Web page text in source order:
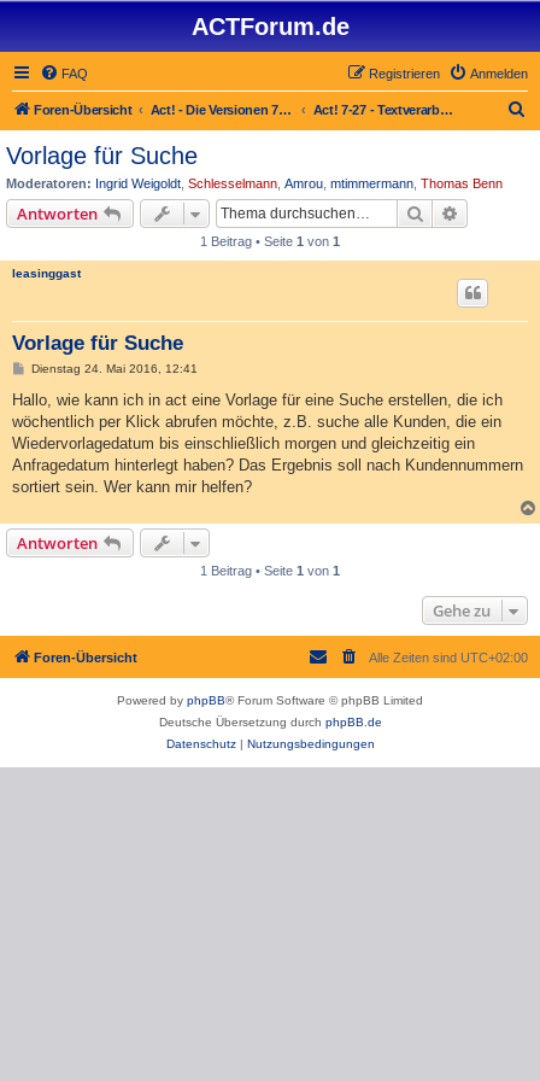
ACTForum.de
FAQ Anmelden
Registrieren
Foren-Übersicht Act! - Die Versionen 7.x bis 27.x Act! 7-27 - Text­­ver­arbei­tung, Berichte und Fax
Vorlage für Suche
Moderatoren: Ingrid Weigoldt Schlesselmann Amrou mtimmermann Thomas Benn
Antworten Suche
1 Beitrag • Seite 1 von 1
leasinggast
Vorlage für Suche
B
i
r
a
Dienstag 24. Mai 2016, 12:41
Hallo, wie kann ich in act eine Vorlage für eine Suche erstellen, die ich
wöchentlich per Klick abrufen möchte, z.B. suche alle Kunden, die ein
Wiedervorlagedatum bis einschließlich morgen und gleichzeitig ein
Anfragedatum hinterlegt haben? Das Ergebnis soll nach Kundennummern
sortiert sein. Wer kann mir helfen?
Antworten
1 Beitrag • Seite 1 von 1
Gehe zu
Foren-Übersicht Alle Zeiten sind UTC+02:00
Powered by phpBB® Forum Software © phpBB Limited
Deutsche Übersetzung durch phpBB.de
Datenschutz| Nutzungsbedingungen